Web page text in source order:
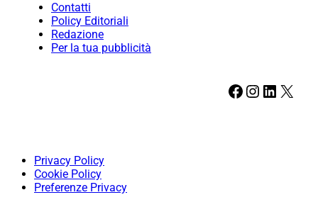
Contatti
Policy Editoriali
Redazione
Per la tua pubblicità
Facebook Instagram LinkedIn X
Privacy Policy
Cookie Policy
Preferenze Privacy